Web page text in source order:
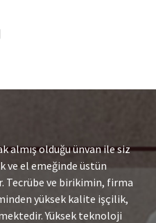
almış olduğu ünvan ile siz
ve el emeğinde üstün
ve birikimin, firma
yüksek kalite işçilik,
Yüksek teknoloji